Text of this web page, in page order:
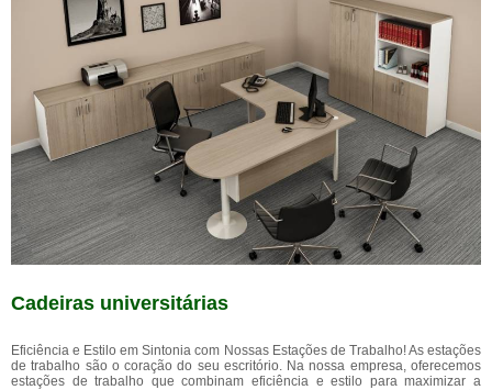
Cadeiras universitárias
Eficiência e Estilo em Sintonia com Nossas Estações de Trabalho! As estações
de trabalho são o coração do seu escritório. Na nossa empresa, oferecemos
estações de trabalho que combinam eficiência e estilo para maximizar a